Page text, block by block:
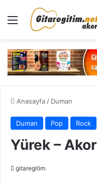
Menü
Anasayfa / Duman
Duman Pop Rock
Yürek – Akor
gitaregitim